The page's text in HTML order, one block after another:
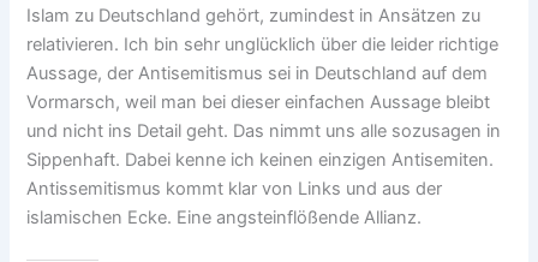
Islam zu Deutschland gehört, zumindest in Ansätzen zu
relativieren. Ich bin sehr unglücklich über die leider richtige
Aussage, der Antisemitismus sei in Deutschland auf dem
Vormarsch, weil man bei dieser einfachen Aussage bleibt
und nicht ins Detail geht. Das nimmt uns alle sozusagen in
Sippenhaft. Dabei kenne ich keinen einzigen Antisemiten.
Antissemitismus kommt klar von Links und aus der
islamischen Ecke. Eine angsteinflößende Allianz.